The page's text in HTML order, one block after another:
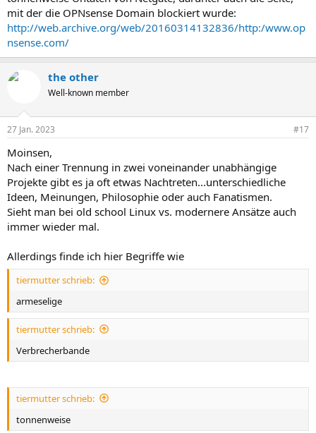
mit der die OPNsense Domain blockiert wurde:
http://web.archive.org/web/20160314132836/http:/www.op
nsense.com/
the other
Well-known member
27 Jan. 2023 #17
Moinsen,
Nach einer Trennung in zwei voneinander unabhängige
Projekte gibt es ja oft etwas Nachtreten...unterschiedliche
Ideen, Meinungen, Philosophie oder auch Fanatismen.
Sieht man bei old school Linux vs. modernere Ansätze auch
immer wieder mal.
Allerdings finde ich hier Begriffe wie
tiermutter schrieb:
armeselige
tiermutter schrieb:
Verbrecherbande
tiermutter schrieb:
tonnenweise